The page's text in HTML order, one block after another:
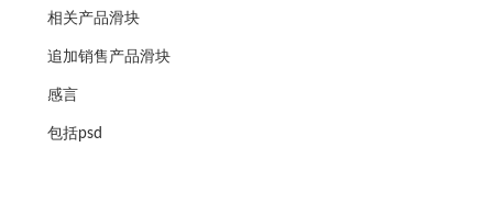
相关产品滑块
追加销售产品滑块
感言
包括psd